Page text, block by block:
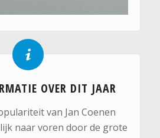
OVER DIT JAAR
van Jan Coenen
naar voren door de grote